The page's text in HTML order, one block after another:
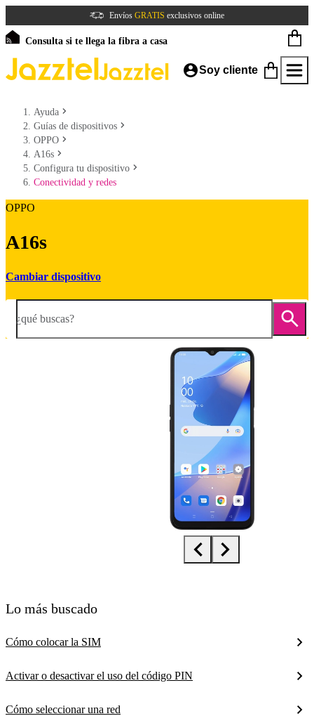
Envíos GRATIS exclusivos online
Consulta si te llega la fibra a casa
Soy cliente
Ayuda
Guías de dispositivos
OPPO
A16s
Configura tu dispositivo
Conectividad y redes
OPPO
A16s
Cambiar dispositivo
¿qué buscas?
Lo más buscado
Cómo colocar la SIM
Activar o desactivar el uso del código PIN
Cómo seleccionar una red